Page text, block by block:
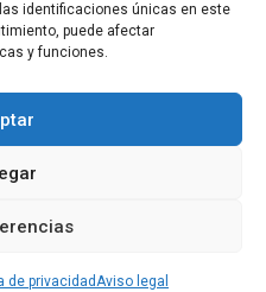
identificaciones únicas en este
puede afectar
y funciones.
de privacidadAviso legal
de la Región de